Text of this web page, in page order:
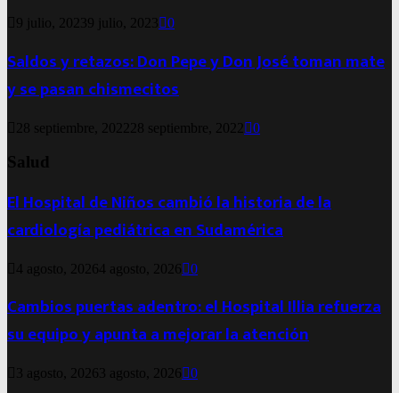
9 julio, 20239 julio, 2023 0
Saldos y retazos: Don Pepe y Don José toman mate
y se pasan chismecitos
28 septiembre, 2022 28 septiembre, 2022 0
Salud
El Hospital de Niños cambió la historia de la
cardiología pediátrica en Sudamérica
4 agosto, 20264 agosto, 2026 0
Cambios puertas adentro: el Hospital Illia refuerza
su equipo y apunta a mejorar la atención
3 agosto, 2026 3 agosto, 2026 0